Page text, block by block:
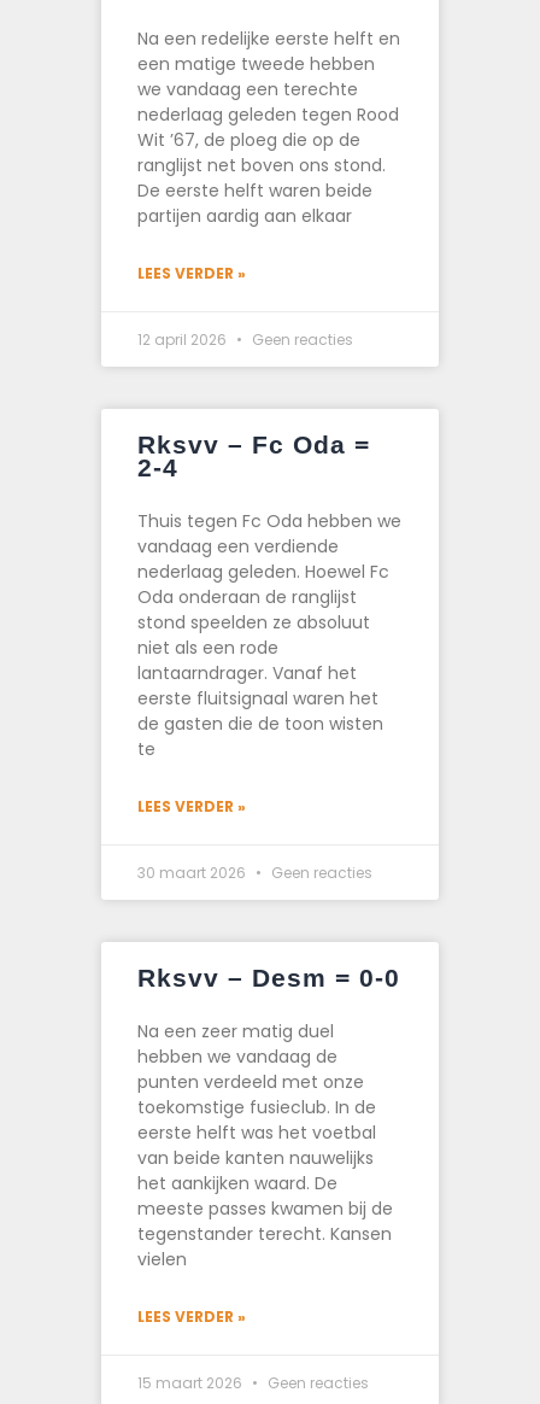
Na een redelijke eerste helft en
een matige tweede hebben
we vandaag een terechte
nederlaag geleden tegen Rood
Wit ’67, de ploeg die op de
ranglijst net boven ons stond.
De eerste helft waren beide
partijen aardig aan elkaar
LEES VERDER »
12 april 2026 Geen reacties
Rksvv – Fc Oda =
2-4
Thuis tegen Fc Oda hebben we
vandaag een verdiende
nederlaag geleden. Hoewel Fc
Oda onderaan de ranglijst
stond speelden ze absoluut
niet als een rode
lantaarndrager. Vanaf het
eerste fluitsignaal waren het
de gasten die de toon wisten
te
LEES VERDER »
30 maart 2026 Geen reacties
Rksvv – Desm = 0-0
Na een zeer matig duel
hebben we vandaag de
punten verdeeld met onze
toekomstige fusieclub. In de
eerste helft was het voetbal
van beide kanten nauwelijks
het aankijken waard. De
meeste passes kwamen bij de
tegenstander terecht. Kansen
vielen
LEES VERDER »
15 maart 2026 Geen reacties